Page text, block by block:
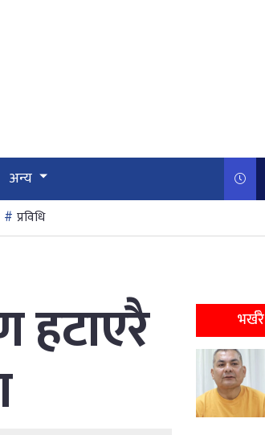
अन्य
प्रविधि
हटाएरै भर्खरै